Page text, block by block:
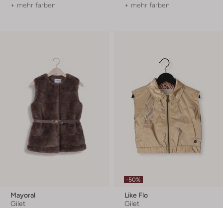
+ mehr farben + mehr farben
Mayoral
Gilet
-50%
Like Flo
Gilet